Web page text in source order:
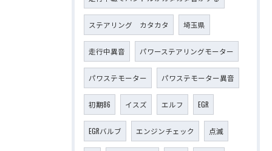
ステアリング カタカタ 埼玉県
走行中異音 パワーステアリングモーター
パワステモーター パワステモーター異音
初期86 イスズ エルフ EGR
EGRバルブ エンジンチェック 点滅